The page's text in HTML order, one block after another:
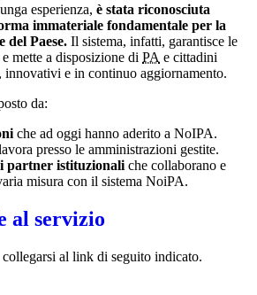
esperienza, è stata riconosciuta
immateriale fondamentale per la
del Paese. Il sistema, infatti, garantisce le
mette a disposizione di PA e cittadini
e in continuo aggiornamento.
da:
che ad oggi hanno aderito a NoIPA.
presso le amministrazioni gestite.
partner istituzionali che collaborano e
misura con il sistema NoiPA.
al servizio
collegarsi al link di seguito indicato.